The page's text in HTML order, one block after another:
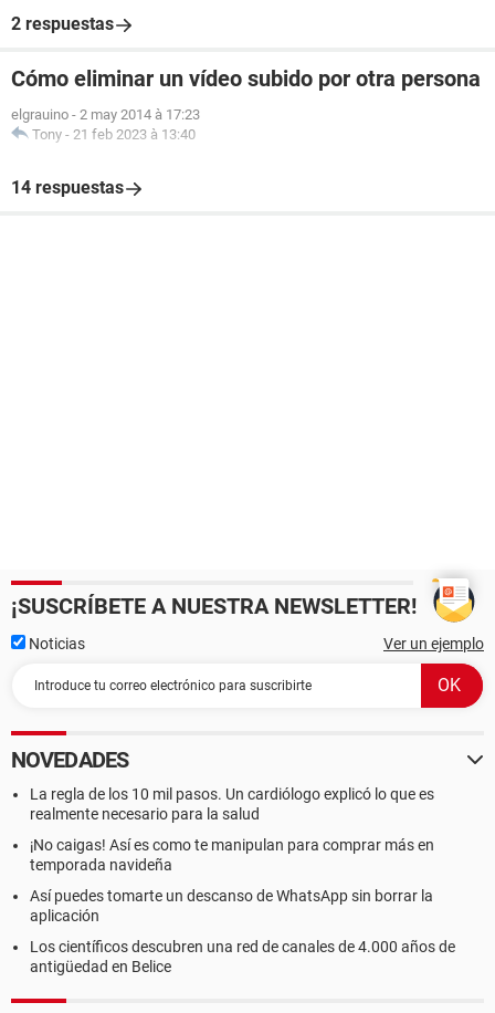
2 respuestas
Cómo eliminar un vídeo subido por otra persona
elgrauino - 2 may 2014 à 17:23
Tony - 21 feb 2023 à 13:40
14 respuestas
¡SUSCRÍBETE A NUESTRA NEWSLETTER!
Noticias Ver un ejemplo
NOVEDADES
La regla de los 10 mil pasos. Un cardiólogo explicó lo que es
realmente necesario para la salud
¡No caigas! Así es como te manipulan para comprar más en
temporada navideña
Así puedes tomarte un descanso de WhatsApp sin borrar la
aplicación
Los científicos descubren una red de canales de 4.000 años de
antigüedad en Belice